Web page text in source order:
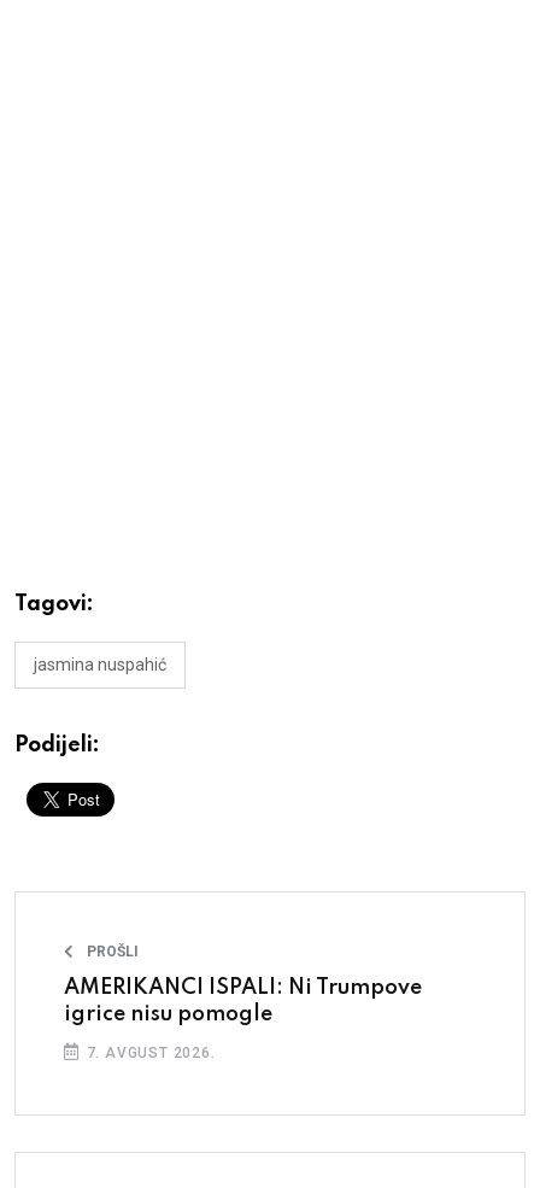
Tagovi:
jasmina nuspahić
Podijeli:
PROŠLI
AMERIKANCI ISPALI: Ni Trumpove
igrice nisu pomogle
7. AVGUST 2026.